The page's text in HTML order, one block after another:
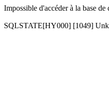
Impossible d'accéder à la base de
SQLSTATE[HY000] [1049]